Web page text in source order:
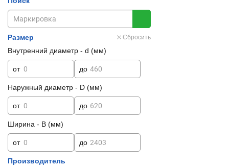
Размер Сбросить
Внутренний диаметр - d (мм)
от до
Наружный диаметр - D (мм)
от до
Ширина - B (мм)
от до
Производитель